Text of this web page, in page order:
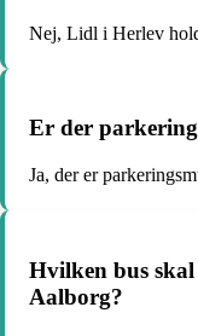
Nej, Lidl i Herlev
Er der
Ja, der er
Hvilken bus
Aalborg?